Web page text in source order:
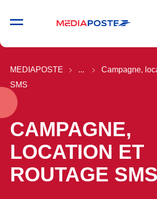
MEDIAPOSTE ...
Campagne,
SMS
CAMPAGNE,
LOCATION ET
ROUTAGE SMS